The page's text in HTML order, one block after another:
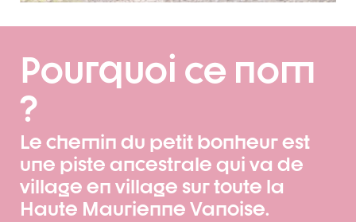
Pourquoi ce nom
?
Le chemin du petit bonheur est
une piste ancestrale qui va de
village en village sur toute la
Haute Maurienne Vanoise.